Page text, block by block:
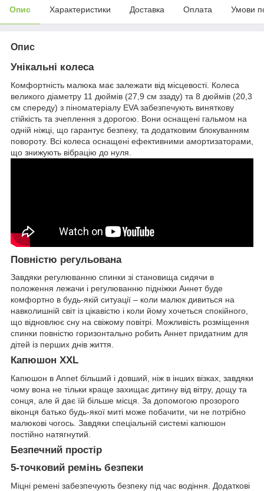
Опис Характеристики Доставка Оплата Умови
Опис
Унікальні колеса
Комфортність малюка має залежати від місцевості. Колеса
великого діаметру 11 дюймів (27,9 см ззаду) та 8 дюймів (20,3
см спереду) з піноматеріалу EVA забезпечують виняткову
стійкість та зчеплення з дорогою. Вони оснащені гальмом на
одній ніжці, що гарантує безпеку, та додатковим блокуванням
повороту. Всі колеса оснащені ефективними амортизаторами,
що знижують вібрацію до нуля.
Повністю регульована
Завдяки регулюванню спинки зі становища сидячи в
положення лежачи і регулюванню підніжки Аннет буде
комфортно в будь-якій ситуації – коли малюк дивиться на
навколишній світ із цікавістю і коли йому хочеться спокійного,
що відновлює сну на свіжому повітрі. Можливість розміщення
спинки повністю горизонтально робить Аннет придатним для
дітей із перших днів життя.
Капюшон XXL
Капюшон в Annet більший і довший, ніж в інших візках, завдяки
чому вона не тільки краще захищає дитину від вітру, дощу та
сонця, але й дає їй більше місця. За допомогою прозорого
віконця батько будь-якої миті може побачити, чи не потрібно
малюкові чогось. Завдяки спеціальній системі капюшон
постійно натягнутий.
Безпечний простір
5-точковий ремінь безпеки
Міцні ремені забезпечують безпеку під час водіння. Додаткові